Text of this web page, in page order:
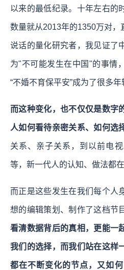
以来的最低纪录。十年左右的
数量就从2013年的1350万对，
说话的量化研究者，我见证了
为"不可能发生在中国"的事情
“不婚不育保平安”成为了很多年
而这种变化，也不仅仅是数字
人如何看待亲密关系、如何选
关系、亲子关系，到以前电
等，新一代人的认知、做法都在
而正是这些发生在我们每个人
想的编辑策划、制作了这档节
看清数据背后的真相，更能一
我们的选择，而我们站在这样
都在不断变化的节点，又如